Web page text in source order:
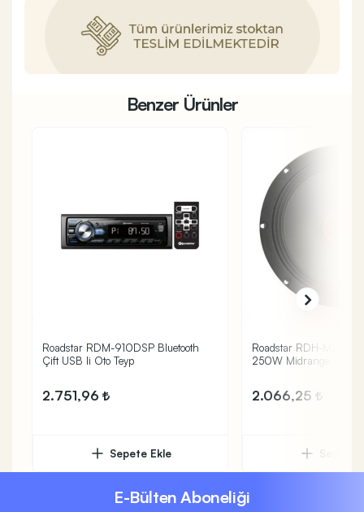
Benzer Ürünler
Roadstar RDM-910DSP Bluetooth
Çift USB li Oto Teyp
2.751,96
Sepete Ekle
Roadstar RDH-
250W Midrange
2.066,25
E-Bülten Aboneliği